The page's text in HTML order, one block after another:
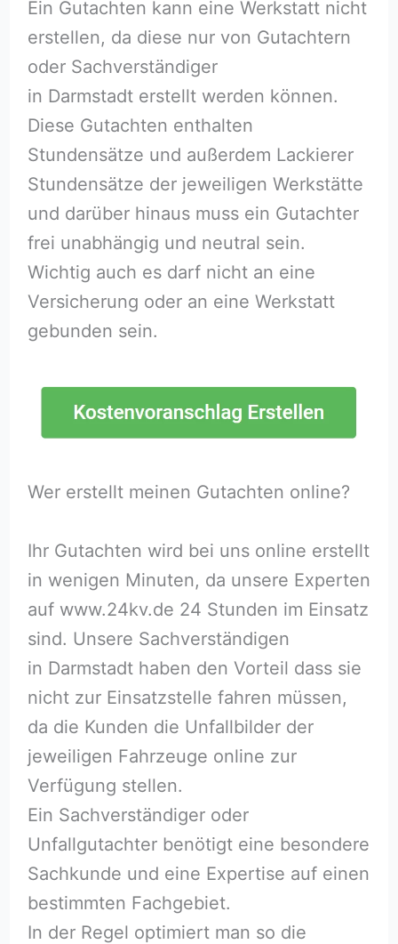
Ein Gutachten kann eine Werkstatt nicht
erstellen, da diese nur von Gutachtern
oder Sachverständiger
in Darmstadt erstellt werden können.
Diese Gutachten enthalten
Stundensätze und außerdem Lackierer
Stundensätze der jeweiligen Werkstätte
und darüber hinaus muss ein Gutachter
frei unabhängig und neutral sein.
Wichtig auch es darf nicht an eine
Versicherung oder an eine Werkstatt
gebunden sein.
Wer erstellt meinen Gutachten online?
Ihr Gutachten wird bei uns online erstellt
in wenigen Minuten, da unsere Experten
auf www.24kv.de 24 Stunden im Einsatz
sind. Unsere Sachverständigen
in Darmstadt haben den Vorteil dass sie
nicht zur Einsatzstelle fahren müssen,
da die Kunden die Unfallbilder der
jeweiligen Fahrzeuge online zur
Verfügung stellen.
Ein Sachverständiger oder
Unfallgutachter benötigt eine besondere
Sachkunde und eine Expertise auf einen
bestimmten Fachgebiet.
In der Regel optimiert man so die